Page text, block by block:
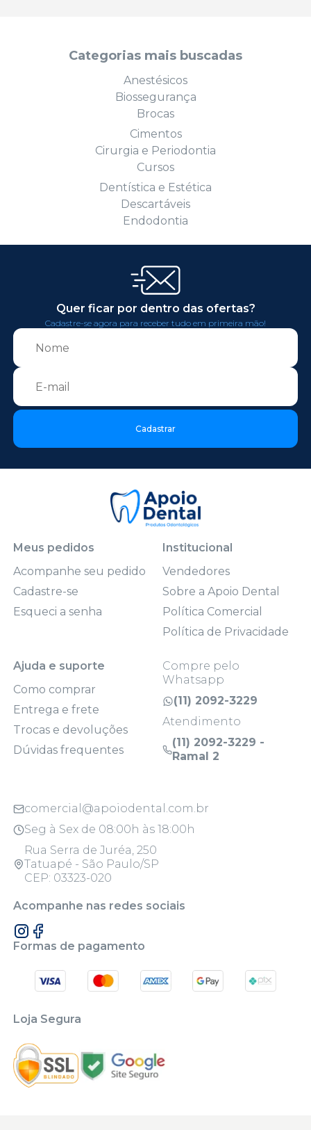
Categorias mais buscadas
Anestésicos
Biossegurança
Brocas
Cimentos
Cirurgia e Periodontia
Cursos
Dentística e Estética
Descartáveis
Endodontia
Quer ficar por dentro das ofertas?
Cadastre-se agora para receber tudo em primeira mão!
Cadastrar
Meus pedidos
Acompanhe seu pedido
Cadastre-se
Esqueci a senha
Institucional
Vendedores
Sobre a Apoio Dental
Política Comercial
Política de Privacidade
Ajuda e suporte
Como comprar
Entrega e frete
Trocas e devoluções
Dúvidas frequentes
Compre pelo
Whatsapp
(11) 2092-3229
Atendimento
(11) 2092-3229 -
Ramal 2
comercial@apoiodental.com.br
Seg à Sex de 08:00h às 18:00h
Rua Serra de Juréa, 250
Tatuapé - São Paulo/SP
CEP: 03323-020
Acompanhe nas redes sociais
Formas de pagamento
Loja Segura